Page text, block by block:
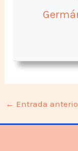
← Entrada